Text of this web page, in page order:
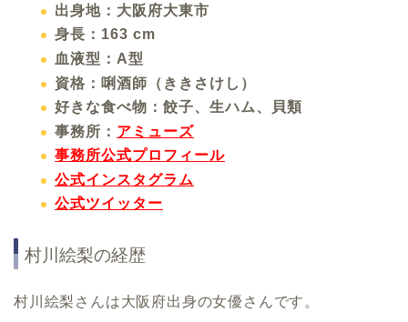
出身地：大阪府大東市
身長：163 cm
血液型：A型
資格：唎酒師（ききさけし）
好きな食べ物：餃子、生ハム、貝類
事務所： アミューズ
事務所公式プロフィール
公式インスタグラム
公式ツイッター
村川絵梨の経歴
村川絵梨さんは大阪府出身の女優さんです。